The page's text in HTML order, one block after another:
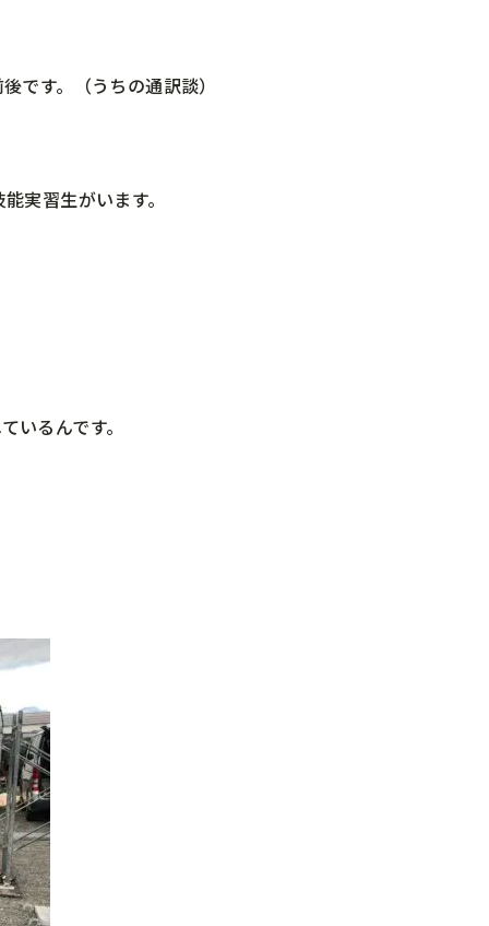
です。（うちの通訳談）
実習生がいます。
いるんです。